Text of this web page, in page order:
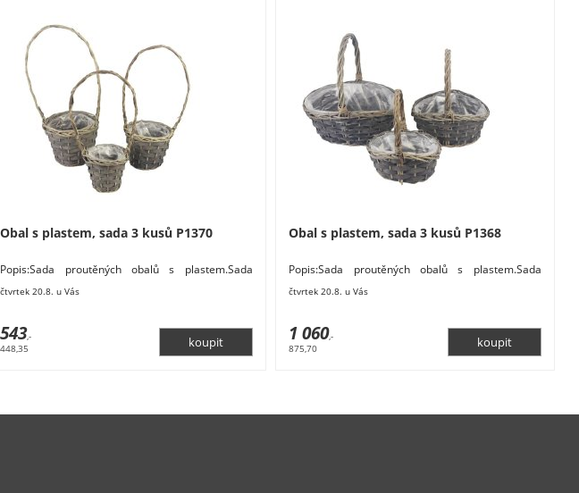
Obal s plastem, sada 3 kusů P1370
Popis:Sada proutěných obalů s plastem.Sada
průměr
čtvrtek 20.8. u Vás
543,-
448,35
Obal s plastem, sada 3 kusů P1368
Popis:Sada proutěných obalů s plastem.Sada
rozměry
čtvrtek 20.8. u Vás
1 060,-
875,70